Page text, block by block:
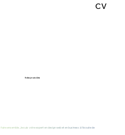
CV
Salut, je suis Aria
ensemble. Je suis votre expert en design web et en business à l'écoute de